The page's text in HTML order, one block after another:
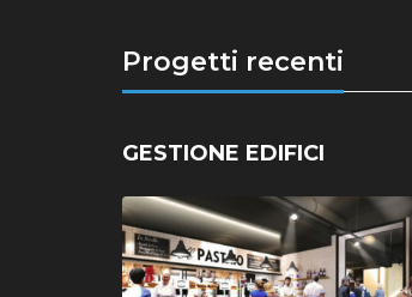
Progetti recenti
GESTIONE EDIFICI